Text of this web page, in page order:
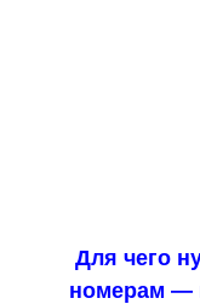
Для чего
номерам —